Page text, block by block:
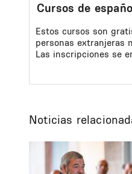
Cursos de
Estos cursos son
personas extranjeras
Las inscripciones se
Noticias